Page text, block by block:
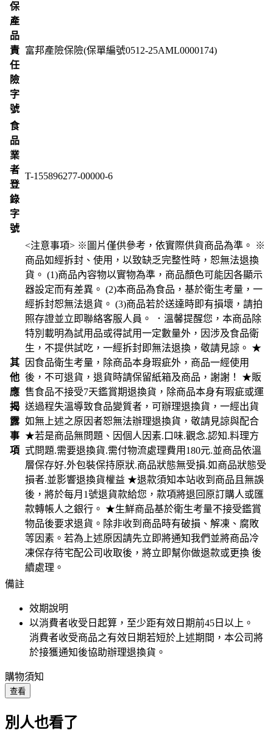
保
產
品
責
任
險
字
號
富邦產險保險(保單編號0512-25AML0000174)
食
品
業
者
登
錄
字
號
T-155896277-00000-6
其
他
應
揭
露
事
項
<注意事項> ※圖片僅供參考，依實際供貨商品為準。 ※
商品如經拆封、使用，以致缺乏完整性時，恕無法退換
貨。 (1)商品內容物以實物為準，商品顏色可能因各顯示
器設定而有差異。 (2)本商品為食品，基於衛生考量，一
經拆封恕無法退貨。 (3)商品若於送達時即有損壞，請拍
照存證並立即聯絡客服人員。 ．溫馨提醒您，本商品除
特別載明為試用品或得試用一定數量外，因涉及食品衛
生，不提供試吃，一經拆封即無法退換，敬請見諒。 ★
因食品衛生考量，除商品本身瑕疵外，商品一經使用
後，不可退貨，退貨時請保留紙箱及商品，謝謝！ ★販
售食品不接受7天鑑賞期退換貨，除商品本身有瑕疵或運
送過程失溫導致食品變質者，可辦理退換貨，一經出貨
如無上述之原因者恕無法辦理退換貨，敬請見諒與配合
★若是商品無問題、因個人因素.口味.觀念.認知.料理方
式問題.需要退換貨.需付物流處理費用180元.並商品依溫
層保存好.外包裝保持原狀.商品狀態無受損.如商品狀態受
損者.並影響退換貨權益 ★退款須知本站收到商品且無誤
後，將於每月1號退貨款給您，款項將退回原訂購人或匯
款轉帳人之銀行。 ★生鮮商品基於衛生考量不接受鑑賞
物品後要求退貨。除非收到商品時有破損、解凍、腐敗
等因素。若為上述原因請先立即將通知我們並將商品冷
凍保存待宅配公司收取後，將立即幫你做退款或更換 後
續處理。
備註
效期說明
以消費者收受日起算，至少距有效日期前45 日以上。
消費者收受商品之有效日期若短於上述期間，本公司將
於接獲通知後協助辦理退換貨。
購物須知
查看
別人也看了